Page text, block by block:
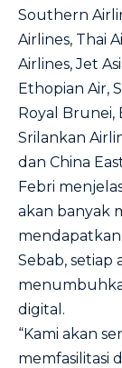
Southern
Airlines, Thai
Airlines, Jet
Ethopian Air,
Royal Brunei,
Srilankan
dan China
Febri
akan banyak
Sebab, setiap
digital.
“Kami akan
memfasilitasi